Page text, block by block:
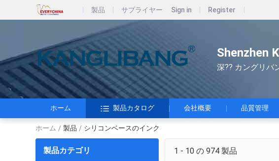
製品 サプライヤー Sign in Register
Shenzhen
深?? カングリバ
ホーム 製品カタログ 会社概要 品質管理
ホーム / 製品 / シリコンベースのインク
製品カテゴリ 1 - 10 の 974 製品